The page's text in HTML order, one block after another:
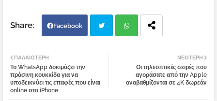
Facebook
ΝΕΌΤΕΡΗ
Οι τηλεοπτικές σειρές που
αγοράσατε από την Apple
αναβαθμίζονται σε 4K δωρεάν
ΠΑΛΑΙΌΤΕΡΗ
Το WhatsApp δοκιμάζει την
πράσινη κουκκίδα για να
υποδεικνύει τις επαφές που είναι
online στο iPhone